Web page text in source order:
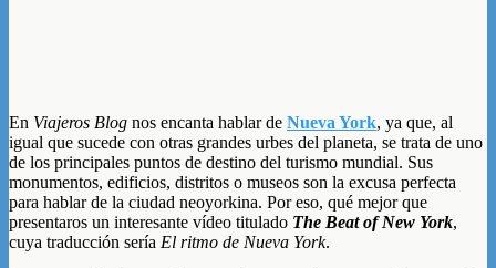
En Viajeros Blog nos encanta hablar de Nueva York, ya que, al
igual que sucede con otras grandes urbes del planeta, se trata de uno
de los principales puntos de destino del turismo mundial. Sus
monumentos, edificios, distritos o museos son la excusa perfecta
para hablar de la ciudad neoyorkina. Por eso, qué mejor que
presentaros un interesante vídeo titulado The Beat of New York,
cuya traducción sería El ritmo de Nueva York.